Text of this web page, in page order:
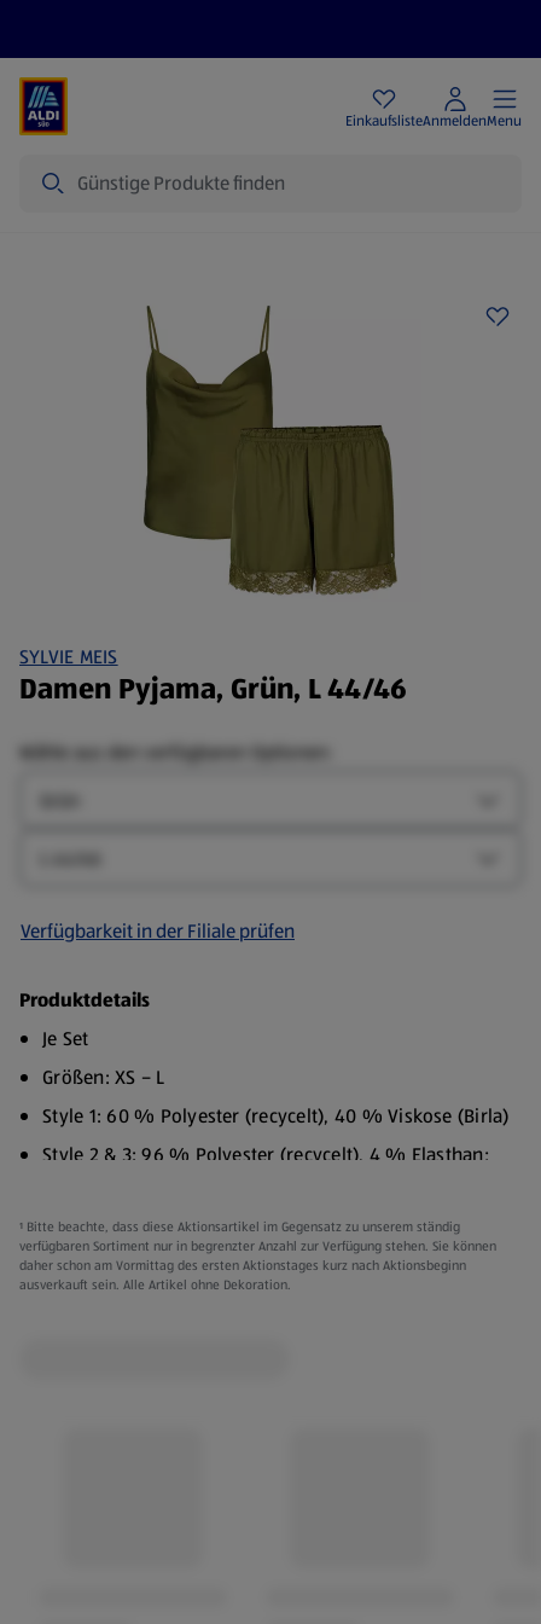
EinkaufslisteAnmeldenMenu
SYLVIE MEIS
Damen Pyjama, Grün, L 44/46
Wähle aus den verfügbaren Optionen:
Verfügbarkeit in der Filiale prüfen
Produktdetails
Je Set
Größen: XS – L
Style 1: 60 % Polyester (recycelt), 40 % Viskose (Birla)
Style 2 & 3: 96 % Polyester (recycelt), 4 % Elasthan;
Regular fit
30 °C Schonwaschgang
¹ Bitte beachte, dass diese Aktionsartikel im Gegensatz zu unserem ständig
verfügbaren Sortiment nur in begrenzter Anzahl zur Verfügung stehen. Sie können
daher schon am Vormittag des ersten Aktionstages kurz nach Aktionsbeginn
ausverkauft sein. Alle Artikel ohne Dekoration.